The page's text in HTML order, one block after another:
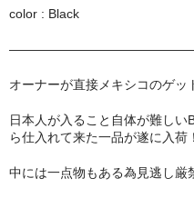
ハニーカムトライプ
ホルモンクラブ
天ぷらまめすけ
C D / D V D
color : Black
オーナーが直接メキシコのゲッ
日本人が入ること自体が難し
ら仕入れて来た一品が遂に入荷！
中には一点物もある為見逃し厳